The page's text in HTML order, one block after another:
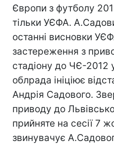
Європи з футболу
тільки УЄФА.
останні висновки
застереження з
стадіону до ЧЄ-2012
облрада ініціює
Андрія Садового.
приводу до
прийняте на сесії 7
звинувачує